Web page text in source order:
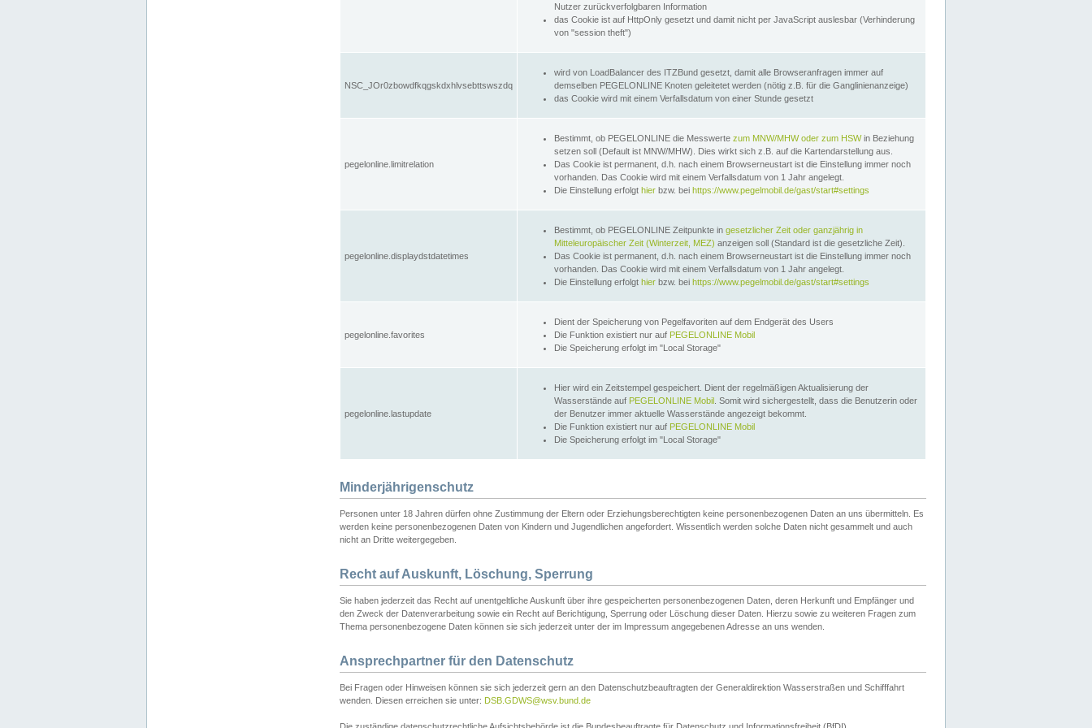
Nutzer zurückverfolgbaren Information
das Cookie ist auf HttpOnly gesetzt und damit nicht per JavaScript auslesbar (Verhinderung
von "session theft")
NSC_JOr0zbowdfkqgskdxhlvsebttswszdq
wird von LoadBalancer des ITZBund gesetzt, damit alle Browseranfragen immer auf
demselben PEGELONLINE Knoten geleitetet werden (nötig z.B. für die Ganglinienanzeige)
das Cookie wird mit einem Verfallsdatum von einer Stunde gesetzt
pegelonline.limitrelation
Bestimmt, ob PEGELONLINE die Messwerte zum MNW/MHW oder zum HSWin Beziehung
setzen soll (Default ist MNW/MHW). Dies wirkt sich z.B. auf die Kartendarstellung aus.
Das Cookie ist permanent, d.h. nach einem Browserneustart ist die Einstellung immer noch
vorhanden. Das Cookie wird mit einem Verfallsdatum von 1 Jahr angelegt.
Die Einstellung erfolgt hier bzw. bei https://www.pegelmobil.de/gast/start#settings
pegelonline.displaydstdatetimes
Bestimmt, ob PEGELONLINE Zeitpunkte in gesetzlicher Zeit oder ganzjährig in
Mitteleuropäischer Zeit (Winterzeit, MEZ) anzeigen soll (Standard ist die gesetzliche Zeit).
Das Cookie ist permanent, d.h. nach einem Browserneustart ist die Einstellung immer noch
vorhanden. Das Cookie wird mit einem Verfallsdatum von 1 Jahr angelegt.
Die Einstellung erfolgt hier bzw. bei https://www.pegelmobil.de/gast/start#settings
pegelonline.favorites
Dient der Speicherung von Pegelfavoriten auf dem Endgerät des Users
Die Funktion existiert nur auf PEGELONLINE Mobil
Die Speicherung erfolgt im "Local Storage"
pegelonline.lastupdate
Hier wird ein Zeitstempel gespeichert. Dient der regelmäßigen Aktualisierung der
Wasserstände auf PEGELONLINE Mobil . Somit wird sichergestellt, dass die Benutzerin oder
der Benutzer immer aktuelle Wasserstände angezeigt bekommt.
Die Funktion existiert nur auf PEGELONLINE Mobil
Die Speicherung erfolgt im "Local Storage"
Minderjährigenschutz
Personen unter 18 Jahren dürfen ohne Zustimmung der Eltern oder Erziehungsberechtigten keine personenbezogenen Daten an uns übermitteln. Es
werden keine personenbezogenen Daten von Kindern und Jugendlichen angefordert. Wissentlich werden solche Daten nicht gesammelt und auch
nicht an Dritte weitergegeben.
Recht auf Auskunft, Löschung, Sperrung
Sie haben jederzeit das Recht auf unentgeltliche Auskunft über ihre gespeicherten personenbezogenen Daten, deren Herkunft und Empfänger und
den Zweck der Datenverarbeitung sowie ein Recht auf Berichtigung, Sperrung oder Löschung dieser Daten. Hierzu sowie zu weiteren Fragen zum
Thema personenbezogene Daten können sie sich jederzeit unter der im Impressum angegebenen Adresse an uns wenden.
Ansprechpartner für den Datenschutz
Bei Fragen oder Hinweisen können sie sich jederzeit gern an den Datenschutzbeauftragten der Generaldirektion Wasserstraßen und Schifffahrt
wenden. Diesen erreichen sie unter: DSB.GDWS@wsv.bund.de